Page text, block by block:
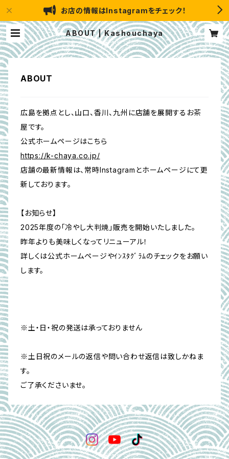
お店の情報はInstagramをチェック！
ABOUT | Kashouchaya
ABOUT
広島を拠点とし、山口、香川、九州に店舗を展開するお茶
屋です。
公式ホームページはこちら
https://k-chaya.co.jp/
店舗の最新情報は、常時Instagramとホームページにて更
新しております。
【お知らせ】
2025年度の「冷やし大判焼」販売を開始いたしました。
昨年よりも美味しくなってリニューアル！
詳しくは公式ホームページやｲﾝｽﾀｸﾞﾗﾑのチェックをお願い
します。
※土・日・祝の発送は承っておりません
※土日祝のメールの返信や問い合わせ返信は致しかねま
す。
ご了承くださいませ。